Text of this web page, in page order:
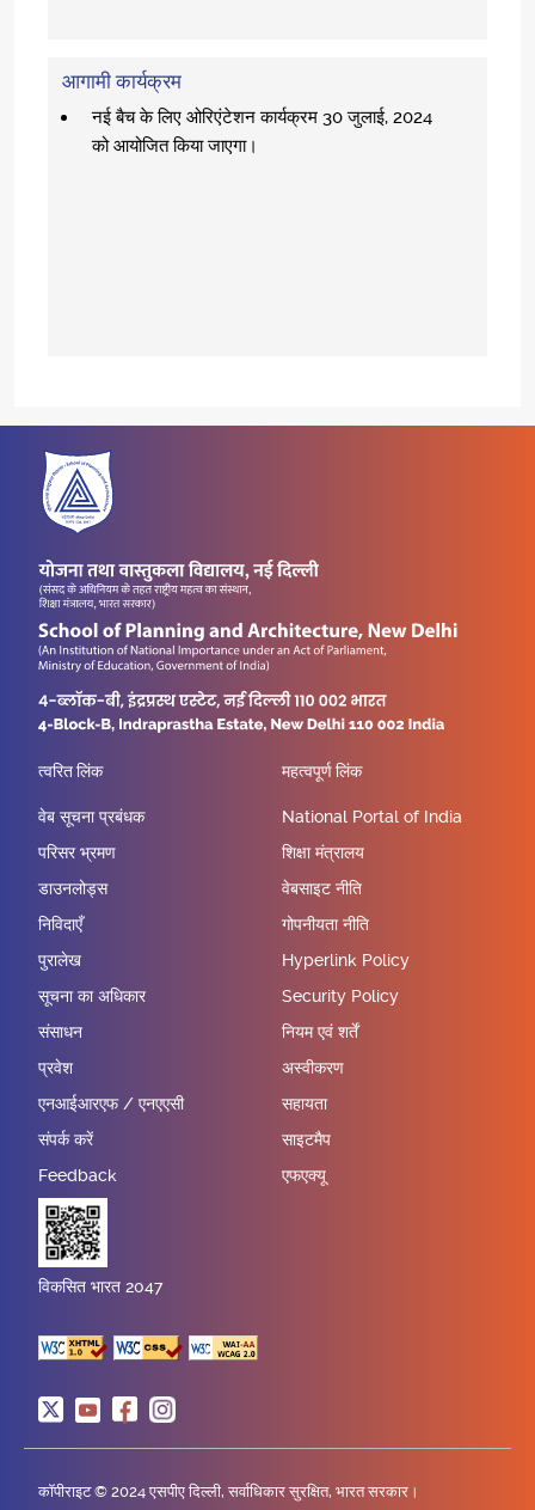
आगामी कार्यक्रम
नई बैच के लिए ओरिएंटेशन कार्यक्रम 30 जुलाई, 2024
को आयोजित किया जाएगा।
त्वरित लिंक
वेब सूचना प्रबंधक
परिसर भ्रमण
डाउनलोड्स
निविदाएँ
पुरालेख
सूचना का अधिकार
संसाधन
प्रवेश
एनआईआरएफ / एनएएसी
संपर्क करें
Feedback
महत्वपूर्ण लिंक
National Portal of India
शिक्षा मंत्रालय
वेबसाइट नीति
गोपनीयता नीति
Hyperlink Policy
Security Policy
नियम एवं शर्तें
अस्वीकरण
सहायता
साइटमैप
एफएक्यू
विकसित भारत 2047
कॉपीराइट © 2024 एसपीए दिल्ली, सर्वाधिकार सुरक्षित, भारत सरकार।